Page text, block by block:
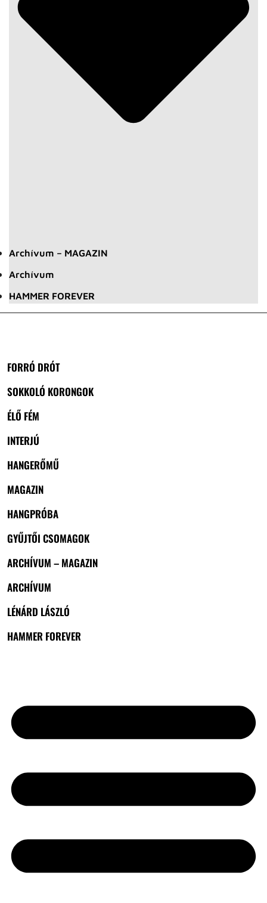
Archívum – MAGAZIN
Archívum
HAMMER FOREVER
FORRÓ DRÓT
SOKKOLÓ KORONGOK
ÉLŐ FÉM
INTERJÚ
HANGERŐMŰ
MAGAZIN
HANGPRÓBA
GYŰJTŐI CSOMAGOK
ARCHÍVUM – MAGAZIN
ARCHÍVUM
LÉNÁRD LÁSZLÓ
HAMMER FOREVER